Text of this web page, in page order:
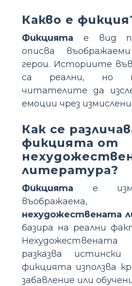
Какво е
Фикцията е вид
описва
герои. Историите
са реални, но
читателите да
емоции чрез
Как се
фикцията от
литература?
Фикцията е
нехудожествената
базира на реални
разказва
фикцията използва
забавление или